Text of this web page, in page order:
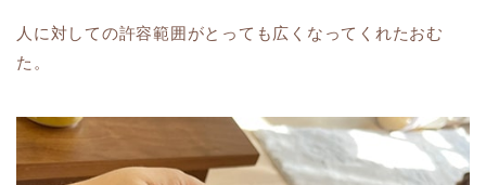
人に対しての許容範囲がとっても広くなってくれたおむ
た。